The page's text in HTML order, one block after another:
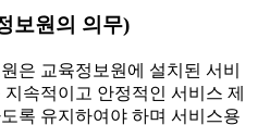
보원의 의무)
은 교육정보원에 설치된 서비
속적이고 안정적인 서비스 제
록 유지하여야 하며 서비스용